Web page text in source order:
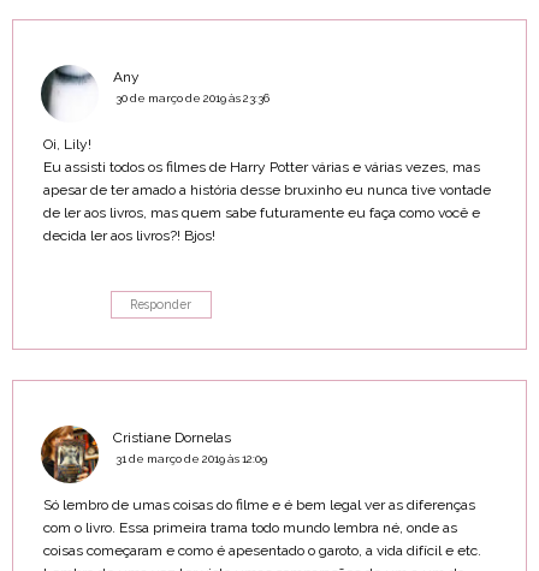
Any
30 de março de 2019 às 23:36
Oi, Lily!
Eu assisti todos os filmes de Harry Potter várias e várias vezes, mas
apesar de ter amado a história desse bruxinho eu nunca tive vontade
de ler aos livros, mas quem sabe futuramente eu faça como você e
decida ler aos livros?! Bjos!
Responder
Cristiane Dornelas
31 de março de 2019 às 12:09
Só lembro de umas coisas do filme e é bem legal ver as diferenças
com o livro. Essa primeira trama todo mundo lembra né, onde as
coisas começaram e como é apesentado o garoto, a vida difícil e etc.